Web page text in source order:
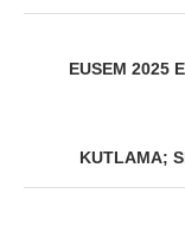
EUSEM 2025
KUTLAMA;